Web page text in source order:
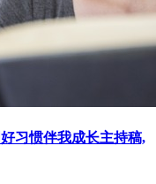
习惯伴我成长主持稿,